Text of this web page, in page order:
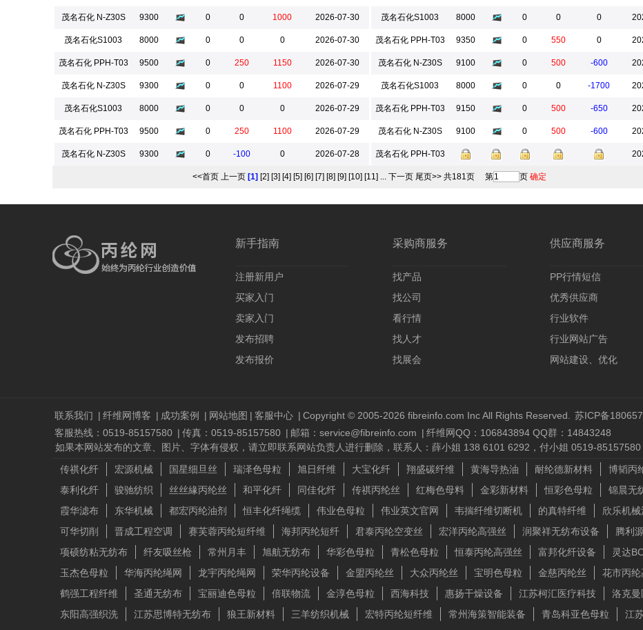
茂名石化 N-Z30S 9300 0 0 1000 2026-07-30
茂名石化S1003 8000 0 0 0 2026-07-30
茂名石化 PPH-T03 9500 0 250 1150 2026-07-30
茂名石化 N-Z30S 9300 0 0 1100 2026-07-29
茂名石化S1003 8000 0 0 0 2026-07-29
茂名石化 PPH-T03 9500 0 250 1100 2026-07-29
茂名石化 N-Z30S 9300 0 -100 0 2026-07-28
茂名石化S1003 8000 0 0 0
茂名石化 PPH-T03 9350 0 550 0
茂名石化 N-Z30S 9100 0 500 -600
茂名石化S1003 8000 0 0 -1700
茂名石化 PPH-T03 9150 0 500 -650
茂名石化 N-Z30S 9100 0 500 -600
茂名石化 PPH-T03
<<首页 上一页 [1] [2] [3] [4] [5] [6] [7] [8] [9] [10] [11] ... 下一页 尾页>>共181页 第 页 确定
新手指南
注册新用户
买家入门
卖家入门
发布招聘
发布报价
采购商服务
找产品
找公司
看行情
找人才
找展会
供应商服务
PP行情短信
优秀供应商
行业软件
行业网站广告
网站建设、优化
联系我们 | 纤维网博客 | 成功案例 | 网站地图 | 客服中心 | Copyright © 2005-2026 fibreinfo.com Inc All Rights Reserved.
苏ICP备
客服热线：0519-85157580 | 传真：0519-85157580 | 邮箱：service@fibreinfo.com | 纤维网QQ：106843894 QQ群：14843248
如果本网站发布的文章、图片、字体有侵权，请立即联系网站负责人进行删除，联系人：薛小姐 138 6101 6292，付小姐 0519-85157580
传祺化纤
宏源机械 国星细旦丝 瑞泽色母粒 旭日纤维 大宝化纤 翔盛碳纤维 黄海导热油 耐纶德新材料 博韬丙
泰利化纤
骏驰纺织 丝丝緣丙纶丝 和平化纤 同佳化纤 传祺丙纶丝 红梅色母料 金彩新材料 恒彩色母粒 锦晨无
霞华滤布
东华机械 都宏丙纶油剂 恒丰化纤绳缆 伟业色母粒 伟业英文官网 韦揣纤维切断机 的真特纤维 欣乐机
可华切削
晋成工程空调 赛芙蓉丙纶短纤维 海邦丙纶短纤 君泰丙纶空变丝 宏洋丙纶高强丝 润聚祥无纺布设备 腾利
项硕纺粘无纺布
纤友吸丝枪 常州月丰 旭航无纺布 华彩色母粒 青松色母粒 恒泰丙纶高强丝 富邦化纤设备 灵达
玉杰色母粒
华海丙纶绳网 龙宇丙纶绳网 荣华丙纶设备 金盟丙纶丝 大众丙纶丝 宝明色母粒 金慈丙纶丝 花市丙纶
鹤强工程纤维
圣通无纺布 宝丽迪色母粒 倍联物流 金淳色母粒 西海科技 惠扬干燥设备 江苏柯汇医疗科技 洛克曼
东阳高强织洗
江苏思博特无纺布 狼王新材料 三羊纺织机械 宏特丙纶短纤维 常州海策智能装备 青岛科亚色母粒 江